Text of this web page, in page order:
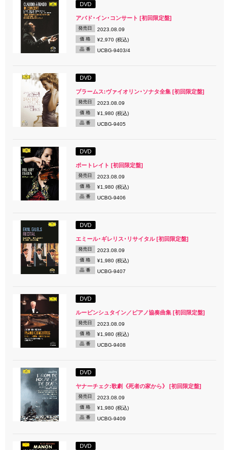
DVD
アバド･イン･コンサート [初回限定盤]
発売日 2023.08.09
価 格 ¥2,970 (税込)
品 番 UCBG-9403/4
DVD
ブラームス:ヴァイオリン･ソナタ全集 [初回限定盤]
発売日 2023.08.09
価 格 ¥1,980 (税込)
品 番 UCBG-9405
DVD
ポートレイト [初回限定盤]
発売日 2023.08.09
価 格 ¥1,980 (税込)
品 番 UCBG-9406
DVD
エミール･ギレリス･リサイタル [初回限定盤]
発売日 2023.08.09
価 格 ¥1,980 (税込)
品 番 UCBG-9407
DVD
ルービンシュタイン／ピアノ協奏曲集 [初回限定盤]
発売日 2023.08.09
価 格 ¥1,980 (税込)
品 番 UCBG-9408
DVD
ヤナーチェク:歌劇《死者の家から》 [初回限定盤]
発売日 2023.08.09
価 格 ¥1,980 (税込)
品 番 UCBG-9409
DVD